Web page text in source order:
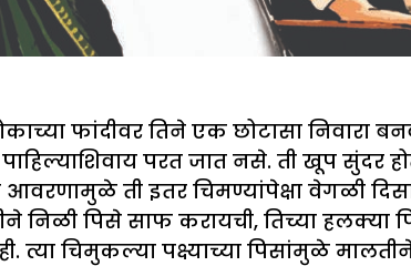
फांदीवर तिने एक छोटासा निवारा
पाहिल्याशिवाय परत जात नसे. ती खूप सुंदर
ती इतर चिमण्यांपेक्षा वेगळी
निळी पिसे साफ करायची, तिच्या
चिमुकल्या पक्ष्याच्या पिसांमुळे